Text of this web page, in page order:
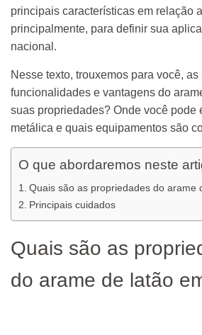
principais características em relação
principalmente, para definir sua
nacional.
Nesse texto, trouxemos para você,
funcionalidades e vantagens do
suas propriedades? Onde você pode
metálica e quais equipamentos são
O que abordaremos neste
Quais são as propriedades do arame
Principais cuidados
Quais são as
do arame de latão